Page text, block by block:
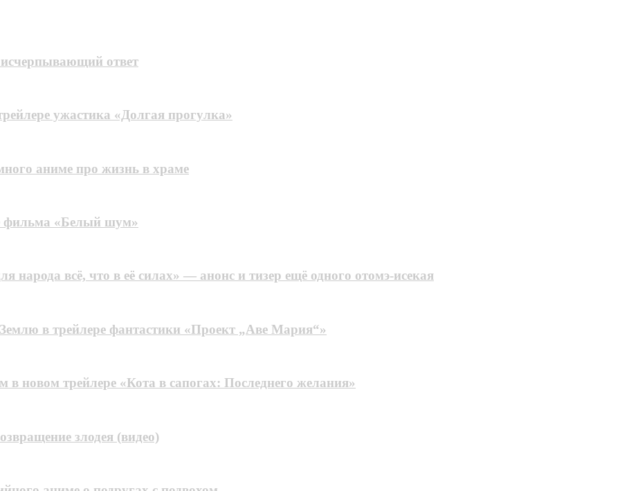
ответ
ужастика «Долгая прогулка»
аниме про жизнь в храме
фильма «Белый шум»
народа всё, что в её силах» — анонс и тизер ещё одного отомэ-исекая
в трейлере фантастики «Проект „Аве Мария“»
новом трейлере «Кота в сапогах: Последнего желания»
злодея (видео)